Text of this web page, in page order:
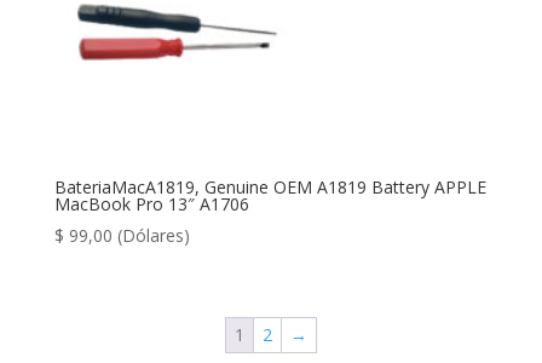
BateriaMacA1819, Genuine OEM A1819 Battery APPLE
MacBook Pro 13″ A1706
$ 99,00 (Dólares)
1 2
→